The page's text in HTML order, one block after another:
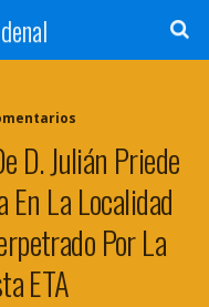
D. Julián Priede
En La Localidad
Por La
ETA